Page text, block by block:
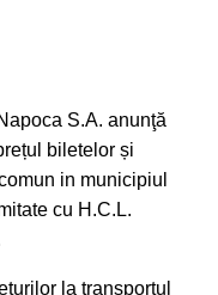
S.A. anunţă
biletelor și
in municipiul
cu H.C.L.
la transportul